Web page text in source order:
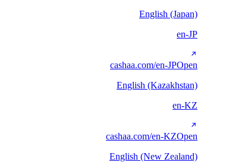
English (Japan)
en-JP
cashaa.com/en-JPOpen
English (Kazakhstan)
en-KZ
cashaa.com/en-KZOpen
English (New Zealand)